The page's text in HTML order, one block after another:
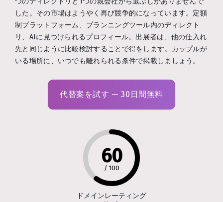
した。その市場はようやく再び競争的になっています。定額
制プラットフォーム、プランニングツール内のディレクト
リ、AIに見つけられるプロフィール。出展者は、他の仕入れ
先と同じように比較検討することで得をします。カップルが
いる場所に、いつでも離れられる条件で掲載しましょう。
代替案を試す — 30日間無料
60
/ 100
ドメインレーティング